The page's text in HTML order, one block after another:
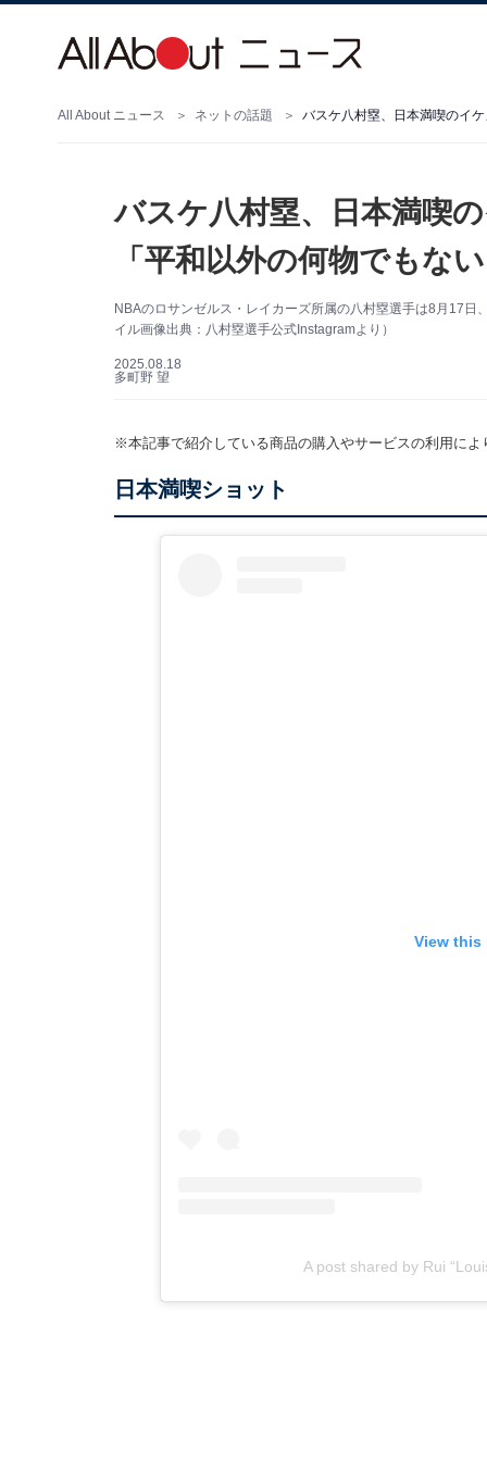
All About ニュース ネットの話題 バスケ八村塁、日本満喫のイ
バスケ八村塁、日本満喫
「平和以外の何物でもな
NBAのロサンゼルス・レイカーズ所属の八村塁選手は8月17
イル画像出典：八村塁選手公式Instagramより）
2025.08.18
多町野 望
※本記事で紹介している商品の購入やサービスの利用に
日本満喫ショット
View this
A post shared by Rui